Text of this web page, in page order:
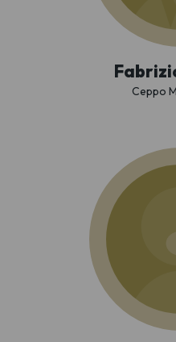
Ceppo